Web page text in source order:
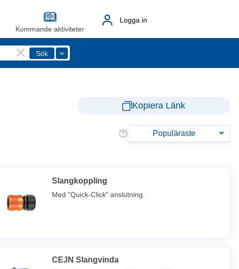
Kommande aktiviteter
Logga in
Kopiera Länk
Populäraste
Slangkoppling
Med "Quick-Click" anslutning.
CEJN Slangvinda